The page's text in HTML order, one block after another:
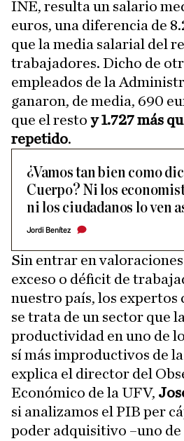
INE, resulta un salario
euros, una diferencia de
que la media salarial del
trabajadores. Dicho de
empleados de la
ganaron, de media, 690
que el resto y 1.727 más
repetido.
¿Vamos tan bien como
Cuerpo? Ni los
ni los ciudadanos lo ven
Jordi Benítez
Sin entrar en valoraciones
exceso o déficit de
nuestro país, los expertos
se trata de un sector que
productividad en uno de
sí más improductivos de
explica el director del
Económico de la UFV,
si analizamos el PIB per
poder adquisitivo –uno de